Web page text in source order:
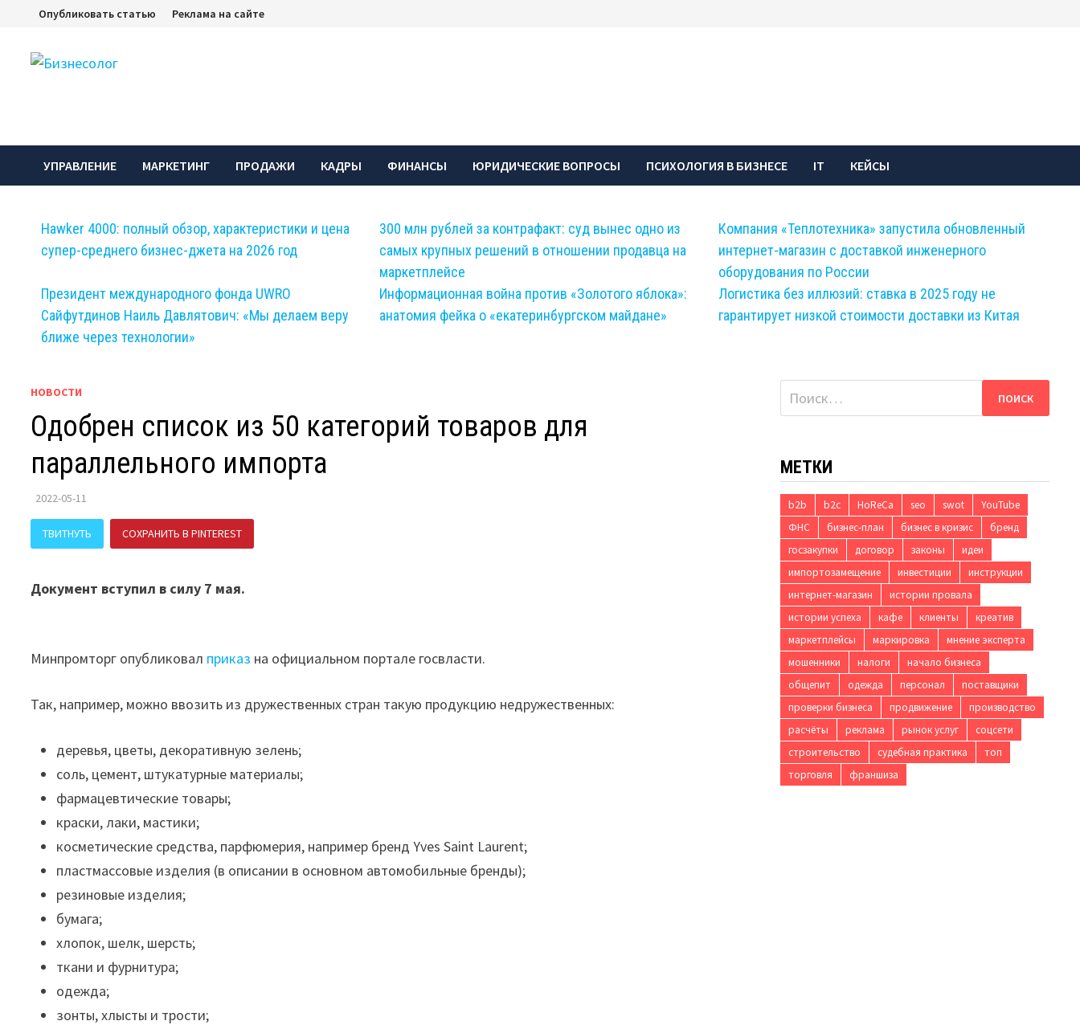
Перейти
содержимому
Опубликовать статью Реклама на сайте
УПРАВЛЕНИЕ МАРКЕТИНГ ПРОДАЖИ КАДРЫ ФИНАНСЫ ЮРИДИЧЕСКИЕ ВОПРОСЫ ПСИХОЛОГИЯ В БИЗНЕСЕ IT КЕЙСЫ
Hawker 4000: полный обзор, характеристики и цена
супер-среднего бизнес-джета на 2026 год
300 млн рублей за контрафакт: суд вынес одно из
самых крупных решений в отношении продавца на
маркетплейсе
Компания «Теплотехника» запустила обновленный
интернет-магазин с доставкой инженерного
оборудования по России
Президент международного фонда UWRO
Сайфутдинов Наиль Давлятович: «Мы делаем веру
ближе через технологии»
Информационная война против «Золотого яблока»:
анатомия фейка о «екатеринбургском майдане»
Логистика без иллюзий: ставка в 2025 году не
гарантирует низкой стоимости доставки из Китая
НОВОСТИ
Одобрен список из 50 категорий товаров для
параллельного импорта
2022-05-11
ТВИТНУТЬ СОХРАНИТЬ В PINTEREST
Документ вступил в силу 7 мая.
Минпромторг опубликовал приказ на официальном портале госвласти.
Так, например, можно ввозить из дружественных стран такую продукцию недружественных:
деревья, цветы, декоративную зелень;
соль, цемент, штукатурные материалы;
фармацевтические товары;
краски, лаки, мастики;
косметические средства, парфюмерия, например бренд Yves Saint Laurent;
пластмассовые изделия (в описании в основном автомобильные бренды);
резиновые изделия;
бумага;
хлопок, шелк, шерсть;
ткани и фурнитура;
одежда;
зонты, хлысты и трости;
Найти:
МЕТКИ
b2b b2c HoReCa seo swot
YouTube
ФНС
бизнес-план бизнес в кризис
бренд
госзакупки
договор законы
идеи
импортозамещение
инвестиции
инструкции
интернет-магазин
истории провала
истории успеха
кафе клиенты
креатив
маркетплейсы
маркировка
мнение эксперта
мошенники
налоги
начало бизнеса
общепит
одежда персонал
поставщики
проверки бизнеса
продвижение
производство
расчёты
реклама рынок услуг
соцсети
строительство
судебная практика
топ
торговля
франшиза